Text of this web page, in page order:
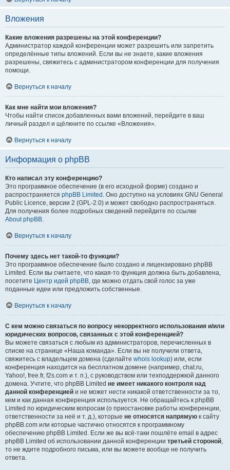
Вложения
Какие вложения разрешены на этой конференции?
Администратор каждой конференции может разрешить или запретить
определённые типы вложений. Если вы не знаете, какие вложения
разрешены, свяжитесь с администратором конференции для получения
помощи.
Вернуться к началу
Как мне найти мои вложения?
Чтобы найти список добавленных вами вложений, перейдите в ваш
личный раздел и щёлкните по ссылке «Вложения».
Вернуться к началу
Информация о phpBB
Кто написал эту конференцию?
Это программное обеспечение (в его исходной форме) создано и
распространяется phpBB Limited . Оно доступно на условиях GNU General
Public Licence, версии 2 (GPL-2.0) и может свободно распространяться.
Для получения более подробных сведений перейдите по ссылке
About phpBB.
Вернуться к началу
Почему здесь нет такой-то функции?
Это программное обеспечение было создано и лицензировано phpBB
Limited. Если вы считаете, что какая-то функция должна быть добавлена,
посетите Центр идей phpBB, где можно отдать свой голос за уже
поданные идеи или предложить собственные.
Вернуться к началу
С кем можно связаться по вопросу некорректного использования и/или
юридических вопросов, связанных с этой конференцией?
Вы можете связаться с любым из администраторов, перечисленных в
списке на странице «Наша команда». Если вы не получили ответа,
свяжитесь с владельцем домена (сделайте whois lookup) или, если
конференция находится на бесплатном домене (например, chat.ru,
Yahoo!, free.fr, f2s.com и т. п.), с руководством или техподдержкой данного
домена. Учтите, что phpBB Limited не имеет никакого контроля над
данной конференцией и не может нести никакой ответственности за то,
кем и как данная конференция используется. Не обращайтесь к phpBB
Limited по юридическим вопросам (о приостановке работы конференции,
ответственности за неё и т. д.), которые не относятся напрямую к сайту
phpBB.com или которые частично относятся к программному
обеспечению phpBB Limited. Если же вы всё-таки пошлёте email в адрес
phpBB Limited об использовании данной конференции третьей стороной,
то не ждите подробного письма, или вы можете вообще не получить
ответа.